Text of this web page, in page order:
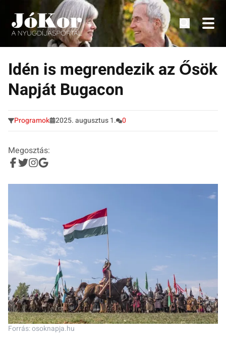
Tovább
tartalomra
Tudnivalók, érdekességek idősek számára.
Idén is megrendezik az Ősök
Napját Bugacon
Programok 2025. augusztus 1. 0
Megosztás:
Forrás: osoknapja.hu